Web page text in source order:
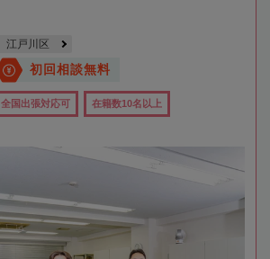
江戸川区
初回相談無料
全国出張対応可 在籍数10名以上